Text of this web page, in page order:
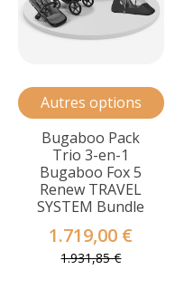
Autres options
Bugaboo Pack
Trio 3-en-1
Bugaboo Fox 5
Renew TRAVEL
SYSTEM Bundle
1.719,00 €
1.931,85 €